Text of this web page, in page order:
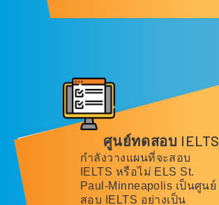
ศูนย์ทดสอบ IELTS
กำลังวางแผนที่จะสอบ
IELTS หรือไม่ ELS St.
Paul-Minneapolis เป็นศูนย์
สอบ IELTS อย่างเป็น